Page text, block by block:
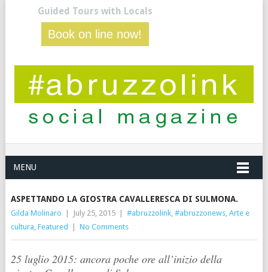
Guided Tours with Locals
Book on line now!
MENU
ASPETTANDO LA GIOSTRA CAVALLERESCA DI SULMONA.
Gilda Molinaro July 25, 2015 #abruzzolink, #abruzzonews, Arte e
cultura, Featured No Comments
25 luglio 2015: ancora poche ore all’inizio della